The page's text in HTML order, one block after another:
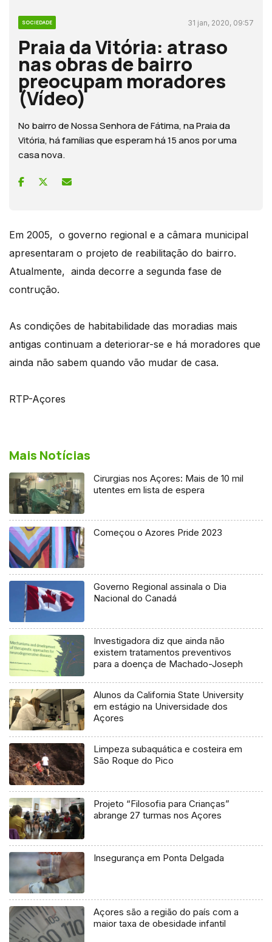
SOCIEDADE 31 jan, 2020, 09:57
Praia da Vitória: atraso
nas obras de bairro
preocupam moradores
(Vídeo)
No bairro de Nossa Senhora de Fátima, na Praia da
Vitória, há famílias que esperam há 15 anos por uma
casa nova.
Em 2005, o governo regional e a câmara municipal
apresentaram o projeto de reabilitação do bairro.
Atualmente, ainda decorre a segunda fase de
contrução.
As condições de habitabilidade das moradias mais
antigas continuam a deteriorar-se e há moradores que
ainda não sabem quando vão mudar de casa.
RTP-Açores
Mais Notícias
Cirurgias nos Açores: Mais de 10 mil
utentes em lista de espera
Começou o Azores Pride 2023
Governo Regional assinala o Dia
Nacional do Canadá
Investigadora diz que ainda não
existem tratamentos preventivos
para a doença de Machado-Joseph
Alunos da California State University
em estágio na Universidade dos
Açores
Limpeza subaquática e costeira em
São Roque do Pico
Projeto “Filosofia para Crianças”
abrange 27 turmas nos Açores
Insegurança em Ponta Delgada
Açores são a região do país com a
maior taxa de obesidade infantil